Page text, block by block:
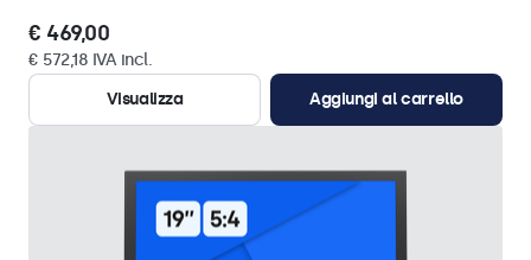
€ 469,00
€ 572,18 IVA incl.
Visualizza
Aggiungi al carrello